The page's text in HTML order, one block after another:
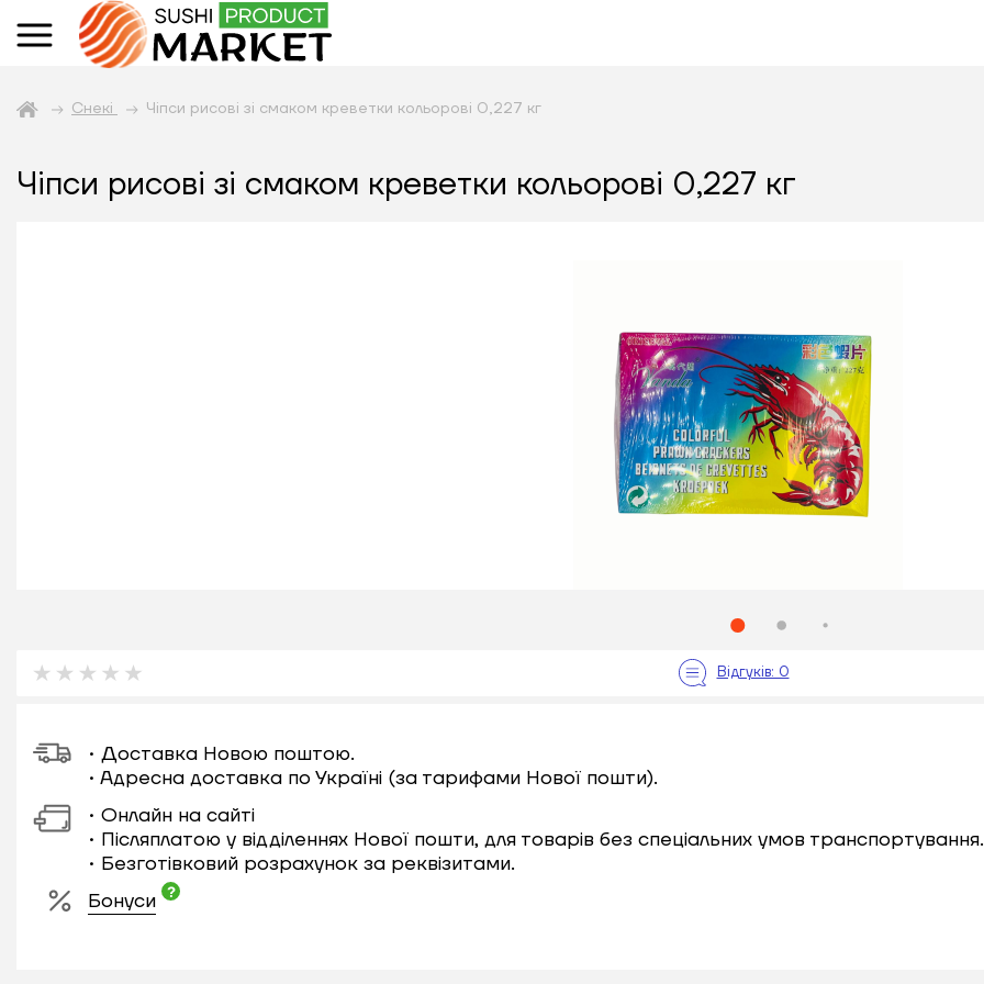
Снекі Чіпси рисові зі смаком креветки кольорові 0,227 кг
Чіпси рисові зі смаком креветки кольорові 0,227 кг
• Доставка Новою поштою.
• Адресна доставка по Україні (за тарифами Нової пошти).
• Онлайн на сайті
• Післяплатою у відділеннях Нової пошти, для товарів без спеціальних умов транспортування.
• Безготівковий розрахунок за реквізитами.
Бонуси